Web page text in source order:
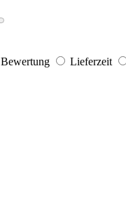
Bewertung Lieferzeit